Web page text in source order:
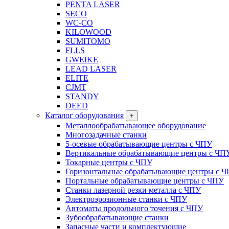
PENTA LASER
SECO
WC-CO
KILOWOOD
SUMITOMO
FLLS
GWEIKE
LEAD LASER
ELITE
CJMT
STANDY
DEED
Каталог оборудования
+
Металлообрабатывающее оборудование
Многозадачные станки
5-осевые обрабатывающие центры с ЧПУ
Вертикальные обрабатывающие центры с
Токарные центры с ЧПУ
Горизонтальные обрабатывающие центры с
Портальные обрабатывающие центры с ЧПУ
Станки лазерной резки металла с ЧПУ
Электроэрозионные станки с ЧПУ
Автоматы продольного точения с ЧПУ
Зубообрабатывающие станки
Запасные части и комплектующие